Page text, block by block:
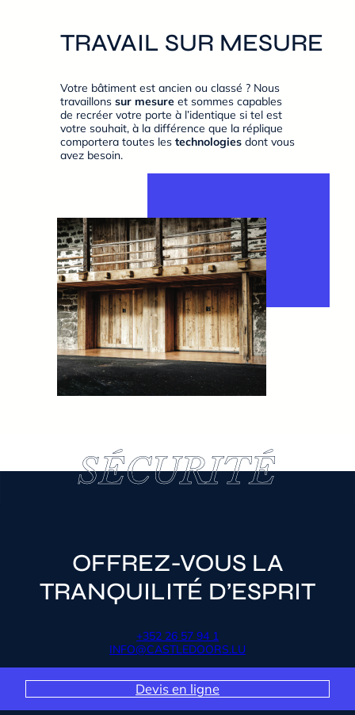
TRAVAIL SUR MESURE
Votre bâtiment est ancien ou classé ? Nous
travaillons sur mesureet sommes capables
de recréer votre porte à l’identique si tel est
votre souhait, à la différence que la réplique
comportera toutes les technologiesdont vous
avez besoin.
SÉCURITÉ
SÉCURITÉ
OFFREZ-VOUS LA
TRANQUILITÉ D’ESPRIT
+352 26 57 94 1
INFO@CASTLEDOORS.LU
Devis en ligne